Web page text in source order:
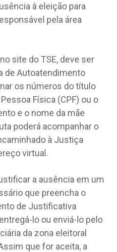
à eleição para
pela área
site do TSE, deve ser
de Autoatendimento
os números do título
Física (CPF) ou o
e o nome da mãe
poderá acompanhar o
à Justiça
virtual.
a ausência em um
que preencha o
de Justificativa
lo ou enviá-lo pelo
da zona eleitoral
que for aceita, a